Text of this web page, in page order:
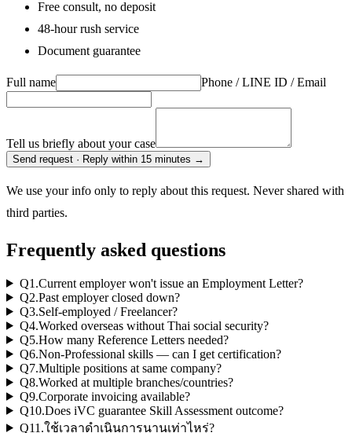
Free consult, no deposit
48-hour rush service
Document guarantee
Full name Phone / LINE ID / Email
Tell us briefly about your case
Send request · Reply within 15 minutes →
We use your info only to reply about this request. Never shared with
third parties.
Frequently asked questions
Q1 .Current employer won't issue an Employment Letter?
Q2.Past employer closed down?
Q3.Self-employed / Freelancer?
Q4.Worked overseas without Thai social security?
Q5.How many Reference Letters needed?
Q6.Non-Professional skills — can I get certification?
Q7.Multiple positions at same company?
Q8.Worked at multiple branches/countries?
Q9.Corporate invoicing available?
Q10.Does iVC guarantee Skill Assessment outcome?
Q11 .ใช้เวลาดำเนินการนานเท่าไหร่?